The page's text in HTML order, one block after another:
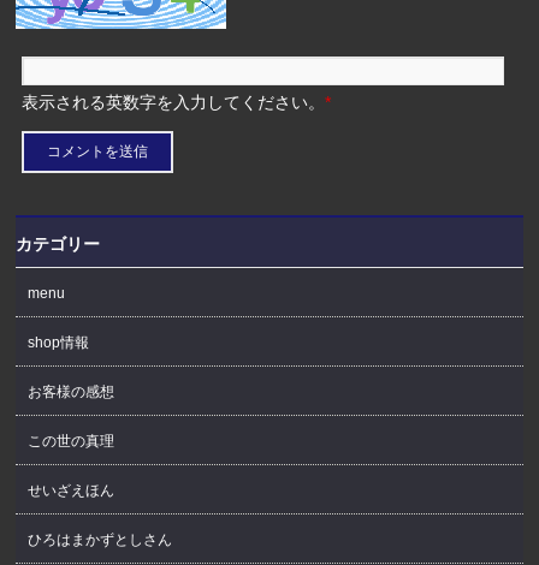
表示される英数字を入力してください。*
カテゴリー
menu
shop情報
お客様の感想
この世の真理
せいざえほん
ひろはまかずとしさん